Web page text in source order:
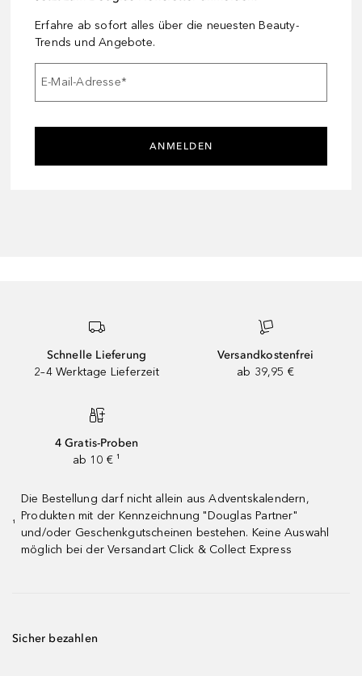
Erfahre ab sofort alles über die neuesten Beauty-
Trends und Angebote.
E-Mail-Adresse*
ANMELDEN
Schnelle Lieferung
2–4 Werktage Lieferzeit
Versandkostenfrei
ab 39,95 €
4 Gratis-Proben
ab 10 € ¹
¹
Die Bestellung darf nicht allein aus Adventskalendern,
Produkten mit der Kennzeichnung "Douglas Partner"
und/oder Geschenkgutscheinen bestehen. Keine Auswahl
möglich bei der Versandart Click & Collect Express
Sicher bezahlen